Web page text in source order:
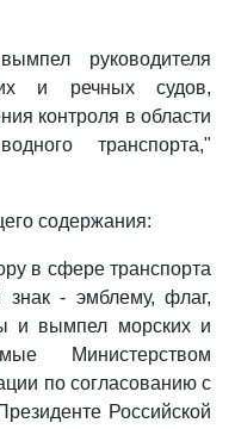
руководителя
и речных судов,
контроля в области
транспорта,"
содержания:
в сфере транспорта
знак - эмблему, флаг,
и вымпел морских и
Министерством
по согласованию с
Российской